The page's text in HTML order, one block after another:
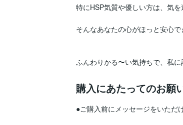
特にHSP気質や優しい方は、気
そんなあなたの心がほっと安心
ふんわりかる〜い気持ちで、私
購入にあたってのお願
●ご購入前にメッセージをいただ